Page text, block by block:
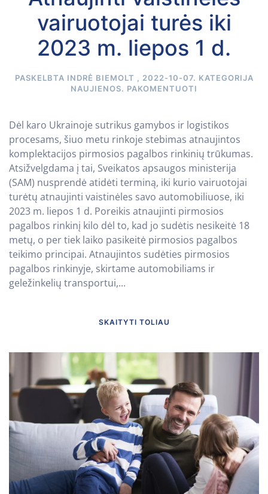
vairuotojai turės iki
2023 m. liepos 1 d.
PASKELBTA INDRĖ BIEMOLT , 2022-10-07. KATEGORIJA
NAUJIENOS. PAKOMENTUOTI
Dėl karo Ukrainoje sutrikus gamybos ir logistikos
procesams, šiuo metu rinkoje stebimas atnaujintos
komplektacijos pirmosios pagalbos rinkinių trūkumas.
Atsižvelgdama į tai, Sveikatos apsaugos ministerija
(SAM) nusprendė atidėti terminą, iki kurio vairuotojai
turėtų atnaujinti vaistinėles savo automobiliuose, iki
2023 m. liepos 1 d. Poreikis atnaujinti pirmosios
pagalbos rinkinį kilo dėl to, kad jo sudėtis nesikeitė 18
metų, o per tiek laiko pasikeitė pirmosios pagalbos
teikimo principai. Atnaujintos sudėties pirmosios
pagalbos rinkinyje, skirtame automobiliams ir
geležinkelių transportui,...
SKAITYTI TOLIAU